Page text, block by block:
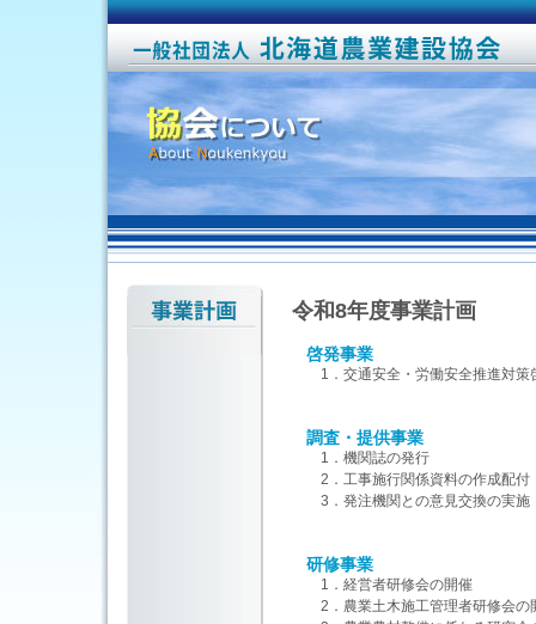
令和8年度事業計画
啓発事業
1．交通安全・労働安全推進対策
調査・提供事業
1．機関誌の発行
2．工事施行関係資料の作成配付
3．発注機関との意見交換の実施
研修事業
1．経営者研修会の開催
2．農業土木施工管理者研修会の